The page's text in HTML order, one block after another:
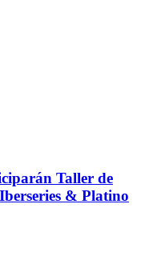
Taller de
& Platino